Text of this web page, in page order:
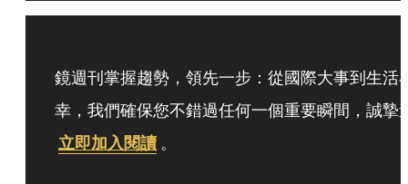
鏡週刊掌握趨勢，領先一步：從國際大事到生活
幸，我們確保您不錯過任何一個重要瞬間，誠摯
立即加入閱讀 。